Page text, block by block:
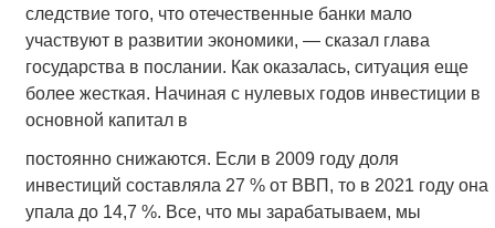
следствие того, что отечественные банки мало
участвуют в развитии экономики, — сказал глава
государства в послании. Как оказалась, ситуация еще
более жесткая. Начиная с нулевых годов инвестиции в
основной капитал в
постоянно снижаются. Если в 2009 году доля
инвестиций составляла 27 % от ВВП, то в 2021 году она
упала до 14,7 %. Все, что мы зарабатываем, мы